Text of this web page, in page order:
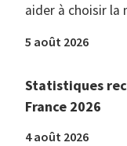
aider à choisir la
5 août 2026
Statistiques
France 2026
4 août 2026